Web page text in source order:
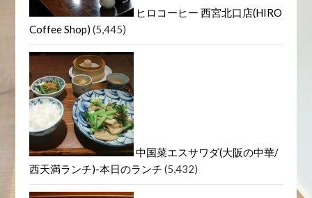
ヒロコーヒー 西宮北口店(HIRO
Coffee Shop) (5,445)
中国菜エスサワダ(大阪の中華/
西天満ランチ)-本日のランチ (5,432)